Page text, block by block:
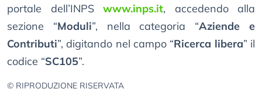
portale dell’INPS www.inps.it, accedendo alla
sezione “Moduli”, nella categoria “Aziende e
Contributi”, digitando nel campo “Ricerca libera” il
codice “SC105”.
© RIPRODUZIONE RISERVATA